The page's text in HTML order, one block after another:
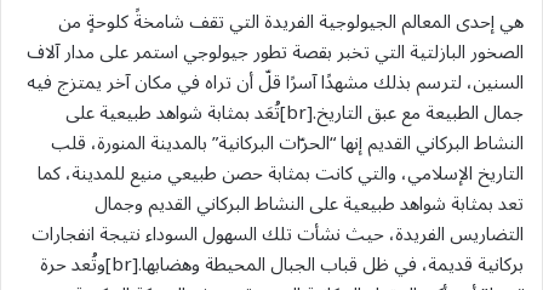
هي إحدى المعالم الجيولوجية الفريدة التي تقف شامخةً كلوحةٍ من
الصخور البازلتية التي تخبر بقصة تطور جيولوجي استمر على مدار آلاف
السنين، لترسم بذلك مشهدًا آسرًا قلّ أن تراه في مكان آخر يمتزج فيه
جمال الطبيعة مع عبق التاريخ.[br]تُعَد بمثابة شواهد طبيعية على
النشاط البركاني القديم إنها “الحرّات البركانية” بالمدينة المنورة، قلب
التاريخ الإسلامي، والتي كانت بمثابة حصن طبيعي منيع للمدينة، كما
تعد بمثابة شواهد طبيعية على النشاط البركاني القديم وجمال
التضاريس الفريدة، حيث نشأت تلك السهول السوداء نتيجة انفجارات
بركانية قديمة، في ظل قباب الجبال المحيطة وهضابها.[br]وتُعد حرة